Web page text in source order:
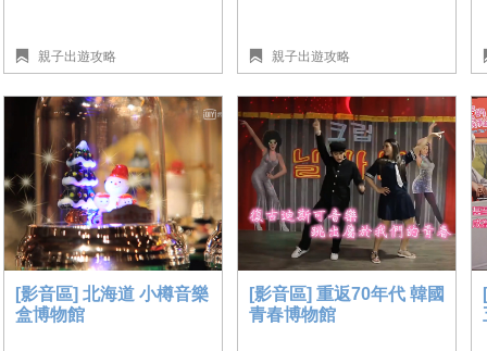
親子出遊攻略 親子出遊攻略
[影音區] 北海道 小樽音樂
盒博物館
[影音區] 重返70年代 韓國
青春博物館